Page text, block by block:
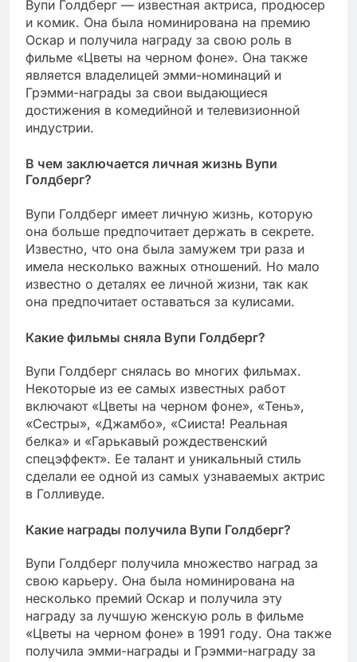
Вупи Голдберг — известная актриса, продюсер
и комик. Она была номинирована на премию
Оскар и получила награду за свою роль в
фильме «Цветы на черном фоне». Она также
является владелицей эмми-номинаций и
Грэмми-награды за свои выдающиеся
достижения в комедийной и телевизионной
индустрии.
В чем заключается личная жизнь Вупи
Голдберг?
Вупи Голдберг имеет личную жизнь, которую
она больше предпочитает держать в секрете.
Известно, что она была замужем три раза и
имела несколько важных отношений. Но мало
известно о деталях ее личной жизни, так как
она предпочитает оставаться за кулисами.
Какие фильмы сняла Вупи Голдберг?
Вупи Голдберг снялась во многих фильмах.
Некоторые из ее самых известных работ
включают «Цветы на черном фоне», «Тень»,
«Сестры», «Джамбо», «Сииста! Реальная
белка» и «Гарькавый рождественский
спецэффект». Ее талант и уникальный стиль
сделали ее одной из самых узнаваемых актрис
в Голливуде.
Какие награды получила Вупи Голдберг?
Вупи Голдберг получила множество наград за
свою карьеру. Она была номинирована на
несколько премий Оскар и получила эту
награду за лучшую женскую роль в фильме
«Цветы на черном фоне» в 1991 году. Она также
получила эмми-награды и Грэмми-награду за